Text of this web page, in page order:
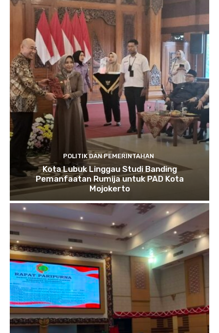
POLITIK DAN PEMERINTAHAN
Kota Lubuk Linggau Studi Banding
Pemanfaatan Rumija untuk PAD Kota
Mojokerto